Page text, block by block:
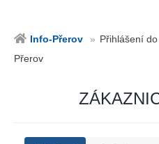
Info-Přerov
Přihlášení
Přerov